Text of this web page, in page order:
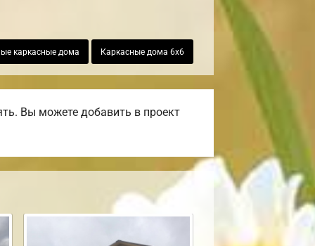
каркасные дома Каркасные дома 6х6
Вы можете добавить в проект